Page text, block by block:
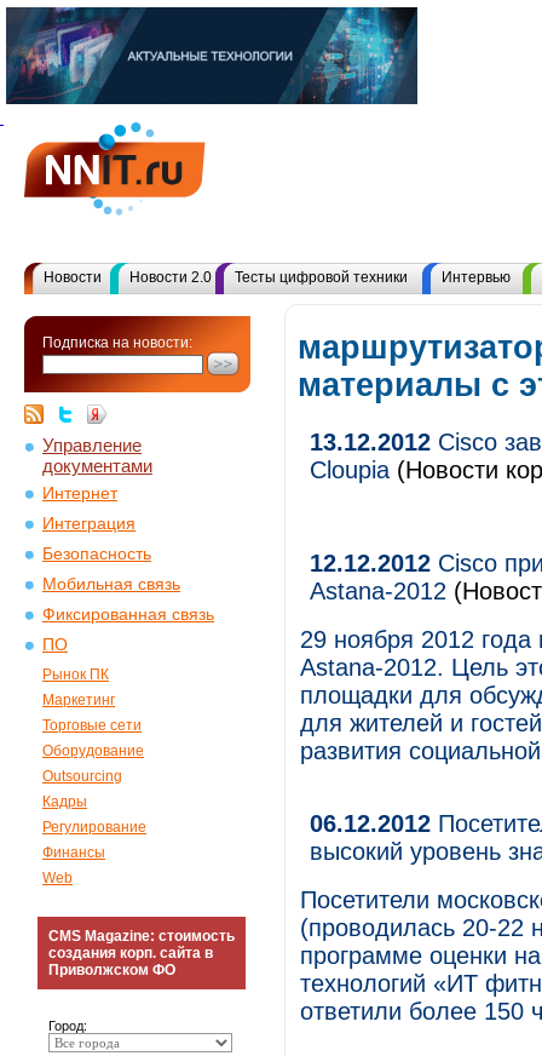
Новости Новости 2.0 Тесты цифровой техники Интервью
Подписка на новости:
Управление
документами
Интернет
Интеграция
Безопасность
Мобильная связь
Фиксированная связь
ПО
Рынок ПК
Маркетинг
Торговые сети
Оборудование
Outsourcing
Кадры
Регулирование
Финансы
Web
CMS Magazine: стоимость
создания корп. сайта в
Приволжском ФО
Город:
материалы с
13.12.2012 Cisco
Cloupia (Новости
12.12.2012 Cisco
Astana-2012
29 ноября 2012
Astana-2012. Цель
площадки для
для жителей и
развития
06.12.2012
высокий уровень
Посетители
(проводилась 20-22
программе оценки
технологий «ИТ
ответили более 150